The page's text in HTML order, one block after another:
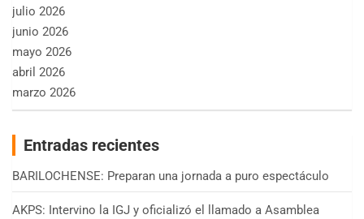
julio 2026
junio 2026
mayo 2026
abril 2026
marzo 2026
Entradas recientes
BARILOCHENSE: Preparan una jornada a puro espectáculo
AKPS: Intervino la IGJ y oficializó el llamado a Asamblea